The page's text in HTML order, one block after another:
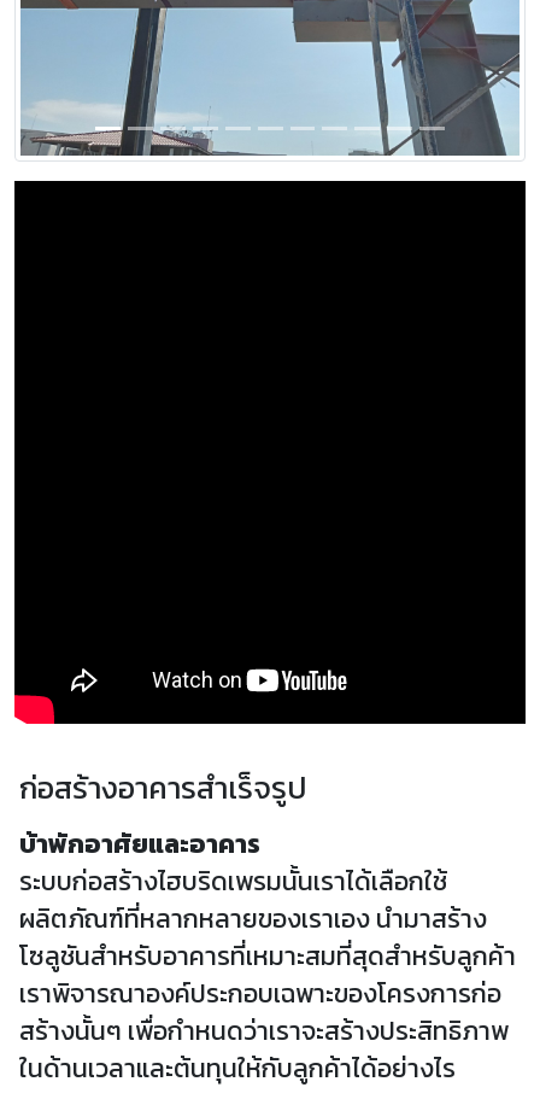
ก่อสร้างอาคารสำเร็จรูป
บ้าพักอาศัยและอาคาร
ระบบก่อสร้างไฮบริดเพรมนั้นเราได้เลือกใช้
ผลิตภัณฑ์ที่หลากหลายของเราเอง นำมาสร้าง
โซลูชันสำหรับอาคารที่เหมาะสมที่สุดสำหรับลูกค้า
เราพิจารณาองค์ประกอบเฉพาะของโครงการก่อ
สร้างนั้นๆ เพื่อกำหนดว่าเราจะสร้างประสิทธิภาพ
ในด้านเวลาและต้นทุนให้กับลูกค้าได้อย่างไร